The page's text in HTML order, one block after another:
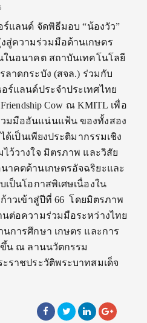
ร์แลนด์ จัดพิธีมอบ “น้องวัว”
ความร่วมมือด้านเกษตร
นอนาคต สถาบันเทคโนโลยี
าดกระบัง (สจล.) ร่วมกับ
ร์แลนด์ประจำประเทศไทย
Cow ณ KMITL เพื่อ
มมืออันแน่นแฟ้น ของทั้งสอง
ด้เป็นเพียงประติมากรรมเชิง
ว้วางใจ มิตรภาพ และวิสัย
าคตด้านเกษตรอัจฉริยะและ
ป็นโอกาสพิเศษเนื่องใน
าวเข้าสู่ปีที่ 66 โดยมิตรภาพ
นต่อความร่วมมือระหว่างไทย
การศึกษา เกษตร และการ
ขึ้น ณ ลานนวัตกรรม
ราชประวัติพระบาทสมเด็จ